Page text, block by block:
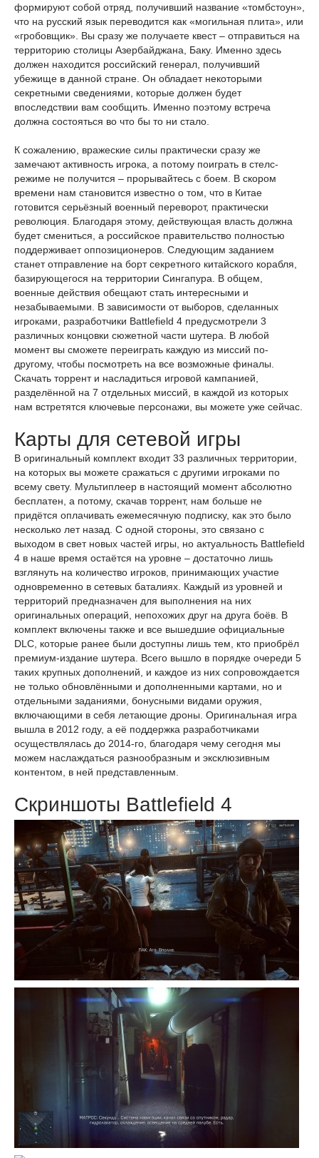
формируют собой отряд, получивший название «томбстоун»,
что на русский язык переводится как «могильная плита», или
«гробовщик». Вы сразу же получаете квест – отправиться на
территорию столицы Азербайджана, Баку. Именно здесь
должен находится российский генерал, получивший
убежище в данной стране. Он обладает некоторыми
секретными сведениями, которые должен будет
впоследствии вам сообщить. Именно поэтому встреча
должна состояться во что бы то ни стало.
К сожалению, вражеские силы практически сразу же
замечают активность игрока, а потому поиграть в стелс-
режиме не получится – прорывайтесь с боем. В скором
времени нам становится известно о том, что в Китае
готовится серьёзный военный переворот, практически
революция. Благодаря этому, действующая власть должна
будет смениться, а российское правительство полностью
поддерживает оппозиционеров. Следующим заданием
станет отправление на борт секретного китайского корабля,
базирующегося на территории Сингапура. В общем,
военные действия обещают стать интересными и
незабываемыми. В зависимости от выборов, сделанных
игроками, разработчики Battlefield 4 предусмотрели 3
различных концовки сюжетной части шутера. В любой
момент вы сможете переиграть каждую из миссий по-
другому, чтобы посмотреть на все возможные финалы.
Скачать торрент и насладиться игровой кампанией,
разделённой на 7 отдельных миссий, в каждой из которых
нам встретятся ключевые персонажи, вы можете уже сейчас.
Карты для сетевой игры
В оригинальный комплект входит 33 различных территории,
на которых вы можете сражаться с другими игроками по
всему свету. Мультиплеер в настоящий момент абсолютно
бесплатен, а потому, скачав торрент, нам больше не
придётся оплачивать ежемесячную подписку, как это было
несколько лет назад. С одной стороны, это связано с
выходом в свет новых частей игры, но актуальность Battlefield
4 в наше время остаётся на уровне – достаточно лишь
взглянуть на количество игроков, принимающих участие
одновременно в сетевых баталиях. Каждый из уровней и
территорий предназначен для выполнения на них
оригинальных операций, непохожих друг на друга боёв. В
комплект включены также и все вышедшие официальные
DLC, которые ранее были доступны лишь тем, кто приобрёл
премиум-издание шутера. Всего вышло в порядке очереди 5
таких крупных дополнений, и каждое из них сопровождается
не только обновлёнными и дополненными картами, но и
отдельными заданиями, бонусными видами оружия,
включающими в себя летающие дроны. Оригинальная игра
вышла в 2012 году, а её поддержка разработчиками
осуществлялась до 2014-го, благодаря чему сегодня мы
можем наслаждаться разнообразным и эксклюзивным
контентом, в ней представленным.
Скриншоты Battlefield 4